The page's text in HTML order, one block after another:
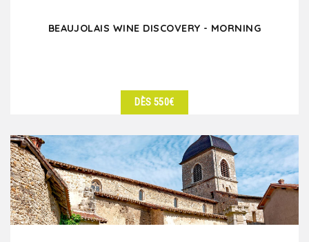
BEAUJOLAIS WINE DISCOVERY - MORNING
DÈS 550€